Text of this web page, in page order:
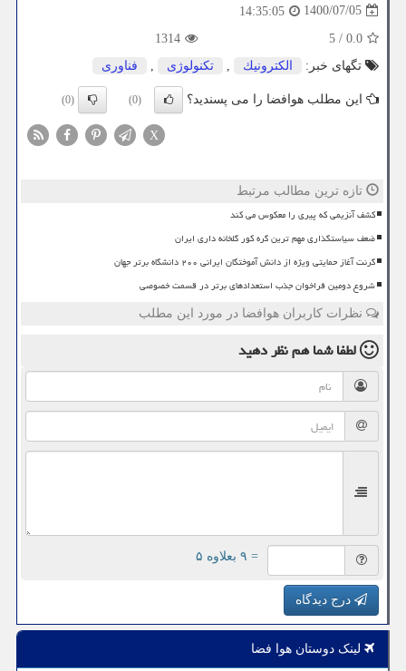
1400/07/05
14:35:05
0.0
/
5
1314
تگهای خبر:
الكترونیك , تكنولوژی , فناوری
این مطلب هوافضا را می پسندید؟ (0)
(0)
X
تازه ترین مطالب مرتبط
کشف آنزیمی که پیری را معکوس می کند
ضعف سیاستگذاری مهم ترین گره کور گلخانه داری ایران
گرنت آغاز حمایتی ویژه از دانش آموختگان ایرانی ۲۰۰ دانشگاه برتر جهان
شروع دومین فراخوان جذب استعدادهای برتر در قسمت خصوصی
نظرات کاربران هوافضا در مورد این مطلب
لطفا شما همنظر دهید
= ۹ بعلاوه ۵
درج دیدگاه
لینک دوستان هوا فضا